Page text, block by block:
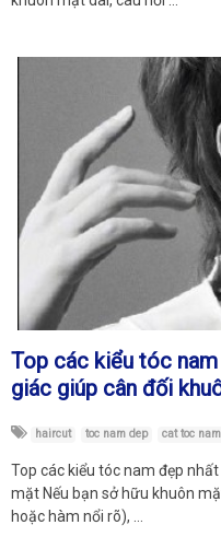
Top các kiểu tóc
giác giúp cân đối
haircut toc nam dep cat toc nam
Top các kiểu tóc nam đẹp
mặt Nếu bạn sở hữu khuôn
hoặc hàm nổi rõ), …